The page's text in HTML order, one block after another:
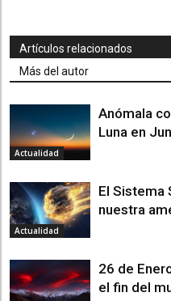
Artículos relacionados
Más del autor
Actualidad
Anómala
Luna en
Actualidad
El Sistema
nuestra
26 de
el fin del